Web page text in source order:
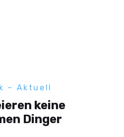
– Aktuell
keine
Dinger